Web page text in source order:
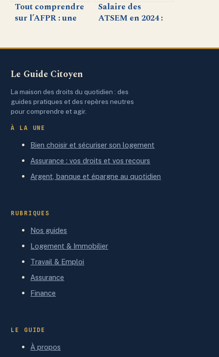
Tout comprendre
sur l’AFPR : une
Salaire des
ATSEM en 2024 :
rémunération
Le Guide Citoyen
La maison des droits du quotidien : des
guides pratiques et des repères neutres
pour comprendre et agir.
À LA UNE
Bien choisir et sécuriser son logement
Assurance : vos droits et vos recours
Argent, banque et épargne au quotidien
RUBRIQUES
Nos guides
Logement & Immobilier
Travail & Emploi
Assurance
Finance
LE GUIDE
À propos